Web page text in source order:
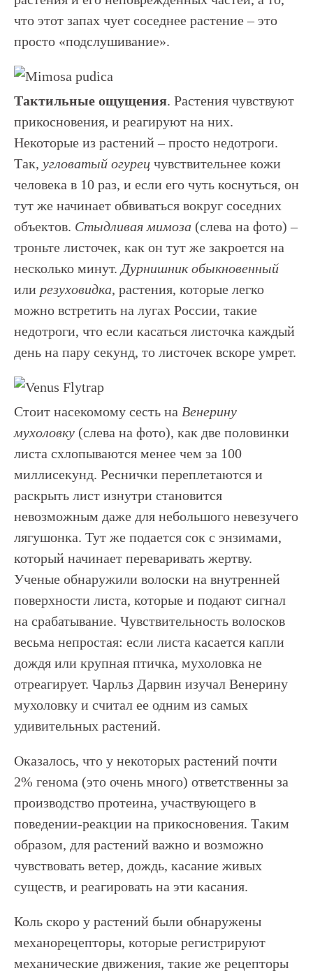
что этот запах чует соседнее растение – это
просто «подслушивание».
Тактильные ощущения. Растения чувствуют
прикосновения, и реагируют на них.
Некоторые из растений – просто недотроги.
Так, угловатый огурец чувствительнее кожи
человека в 10 раз, и если его чуть коснуться, он
тут же начинает обвиваться вокруг соседних
объектов. Стыдливая мимоза (слева на фото) –
троньте листочек, как он тут же закроется на
несколько минут. Дурнишник обыкновенный
или резуховидка, растения, которые легко
можно встретить на лугах России, такие
недотроги, что если касаться листочка каждый
день на пару секунд, то листочек вскоре умрет.
Стоит насекомому сесть на Венерину
мухоловку (слева на фото), как две половинки
листа схлопываются менее чем за 100
миллисекунд. Реснички переплетаются и
раскрыть лист изнутри становится
невозможным даже для небольшого невезучего
лягушонка. Тут же подается сок с энзимами,
который начинает переваривать жертву.
Ученые обнаружили волоски на внутренней
поверхности листа, которые и подают сигнал
на срабатывание. Чувствительность волосков
весьма непростая: если листа касается капли
дождя или крупная птичка, мухоловка не
отреагирует. Чарльз Дарвин изучал Венерину
мухоловку и считал ее одним из самых
удивительных растений.
Оказалось, что у некоторых растений почти
2% генома (это очень много) ответственны за
производство протеина, участвующего в
поведении-реакции на прикосновения. Таким
образом, для растений важно и возможно
чувствовать ветер, дождь, касание живых
существ, и реагировать на эти касания.
Коль скоро у растений были обнаружены
механорецепторы, которые регистрируют
механические движения, такие же рецепторы